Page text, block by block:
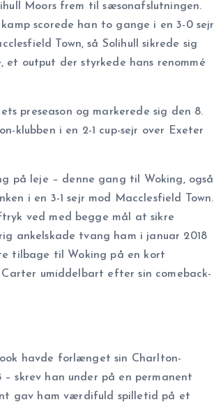
Moors frem til sæsonafslutningen.
scorede han to gange i en 3-0 sejr
Town, så Solihull sikrede sig
output der styrkede hans renommé
preseason og markerede sig den 8.
klubben i en 2-1 cup-sejr over Exeter
på leje – denne gang til Woking, også
i en 3-1 sejr mod Macclesfield Town.
ved med begge mål at sikre
ankelskade tvang ham i januar 2018
tilbage til Woking på en kort
umiddelbart efter sin comeback-
havde forlænget sin Charlton-
skrev han under på en permanent
gav ham værdifuld spilletid på et